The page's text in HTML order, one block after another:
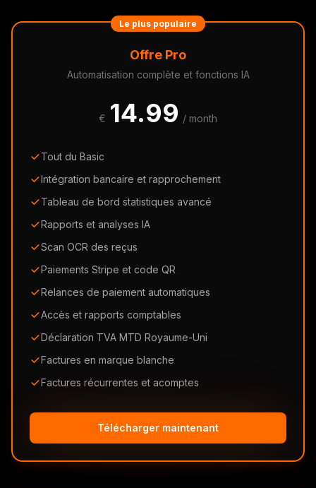
Le plus populaire
Offre Pro
Automatisation complète et fonctions IA
€ 14.99 / month
Tout du Basic
Intégration bancaire et rapprochement
Tableau de bord statistiques avancé
Rapports et analyses IA
Scan OCR des reçus
Paiements Stripe et code QR
Relances de paiement automatiques
Accès et rapports comptables
Déclaration TVA MTD Royaume-Uni
Factures en marque blanche
Factures récurrentes et acomptes
Télécharger maintenant